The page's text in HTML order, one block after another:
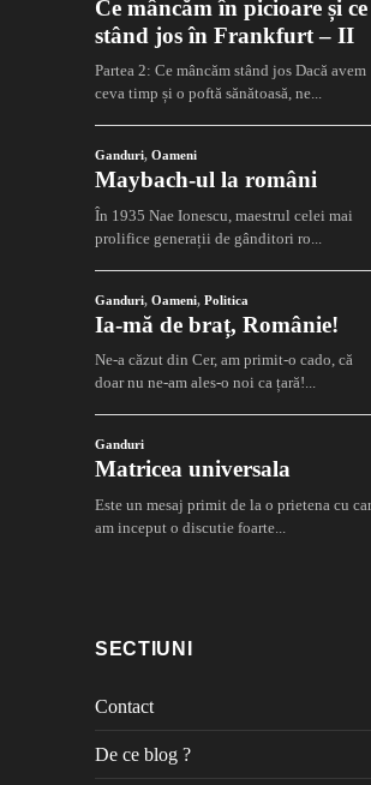
SECTIUNI
Contact
De ce blog ?